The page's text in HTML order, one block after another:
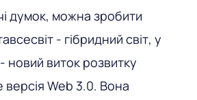
думок, можна зробити
- гібридний світ, у
новий виток розвитку
версія Web 3.0. Вона